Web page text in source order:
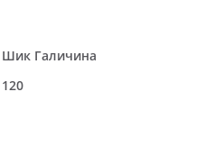
Шик Галичина
120